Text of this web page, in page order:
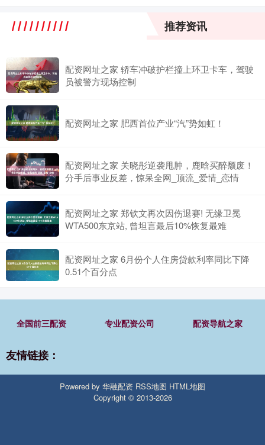
推荐资讯
配资网址之家 轿车冲破护栏撞上环卫卡车，驾驶
员被警方现场控制
配资网址之家 肥西首位产业“汽”势如虹！
配资网址之家 关晓彤逆袭甩肿，鹿晗买醉颓废！
分手后事业反差，惊呆全网_顶流_爱情_恋情
配资网址之家 郑钦文再次因伤退赛! 无缘卫冕
WTA500东京站, 曾坦言最后10%恢复最难
配资网址之家 6月份个人住房贷款利率同比下降
0.51个百分点
全国前三配资 专业配资公司 配资导航之家
友情链接：
Powered by 华融配资 RSS地图 HTML地图
Copyright © 2013-2026